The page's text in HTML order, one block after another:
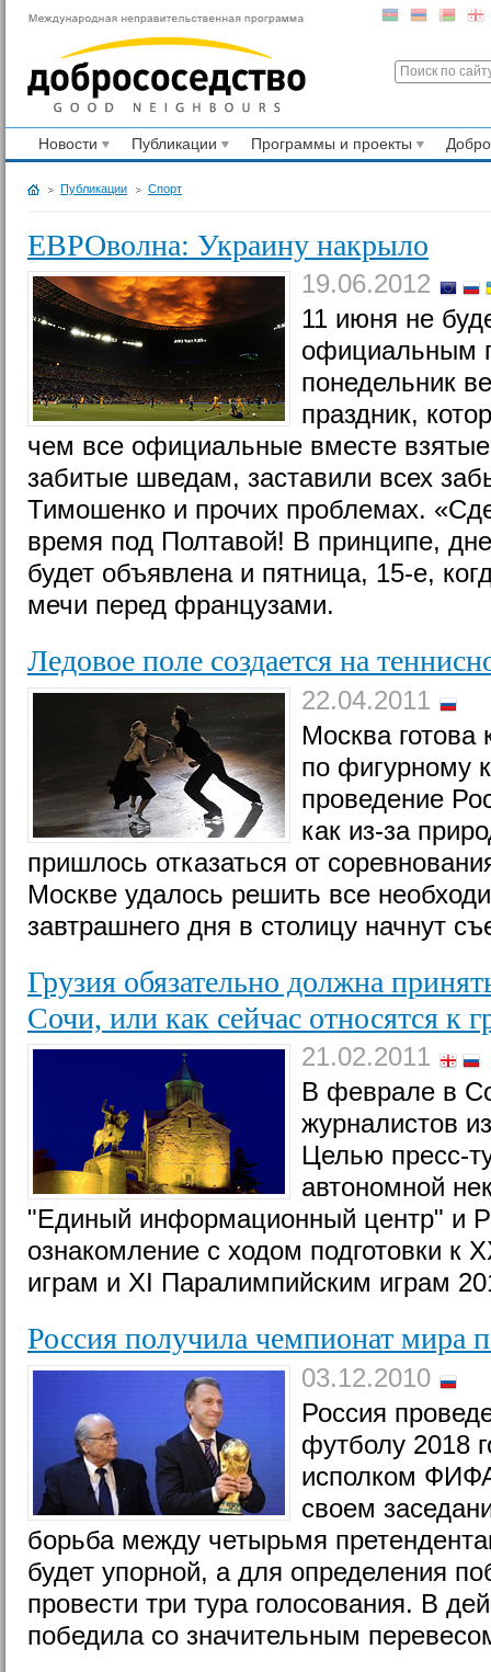
Новости Публикации Программы и проекты
Публикации Спорт
ЕВРОволна: Украину накрыло
19.06.2012
11 июня не
официальным
понедельник
праздник,
чем все официальные вместе
забитые шведам, заставили всех
Тимошенко и прочих проблемах.
время под Полтавой! В принципе,
будет объявлена и пятница, 15-е,
мечи перед французами.
Ледовое поле создается на
22.04.2011
Москва
по фигурному
проведение
как из-за
пришлось отказаться от
Москве удалось решить все
завтрашнего дня в столицу начнут
Грузия обязательно должна
Сочи, или как сейчас относятся к
21.02.2011
В феврале в
журналистов
Целью пресс-
автономной
"Единый информационный центр" и
ознакомление с ходом подготовки
играм и XI Паралимпийским играм
Россия получила чемпионат мира
03.12.2010
Россия
футболу 2018
исполком
своем
борьба между четырьмя
будет упорной, а для определения
провести три тура голосования. В
победила со значительным